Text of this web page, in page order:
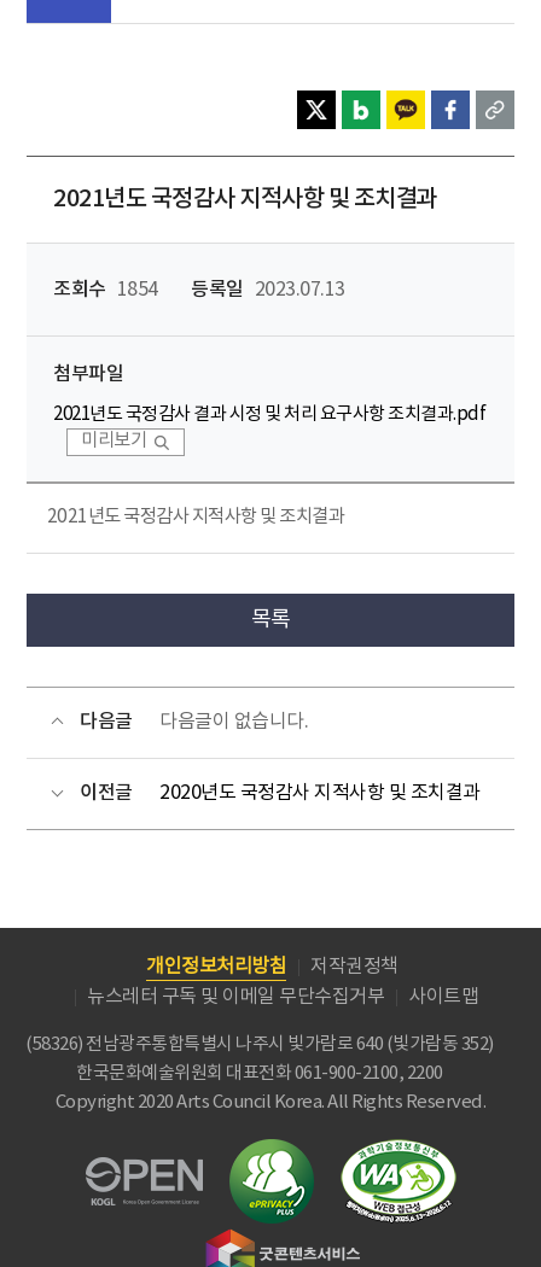
2021년도 국정감사 지적사항 및 조치결과
조회수 1854 등록일 2023.07.13
첨부파일
2021년도 국정감사 결과 시정 및 처리 요구사항 조치결과.pdf
미리보기
2021년도 국정감사 지적사항 및 조치결과
목록
다음글 다음글이 없습니다.
이전글 2020년도 국정감사 지적사항 및 조치결과
개인정보처리방침
저작권정책
뉴스레터 구독 및 이메일 무단수집거부
사이트맵
(58326) 전남광주통합특별시 나주시 빛가람로 640 (빛가람동 352)
한국문화예술위원회 대표전화 061-900-2100, 2200
Copyright 2020 Arts Council Korea. All Rights Reserved.